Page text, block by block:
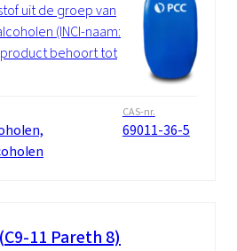
uit de groep van
(INCI-naam:
behoort tot
CAS-nr.
69011-36-5
11 Pareth 8)